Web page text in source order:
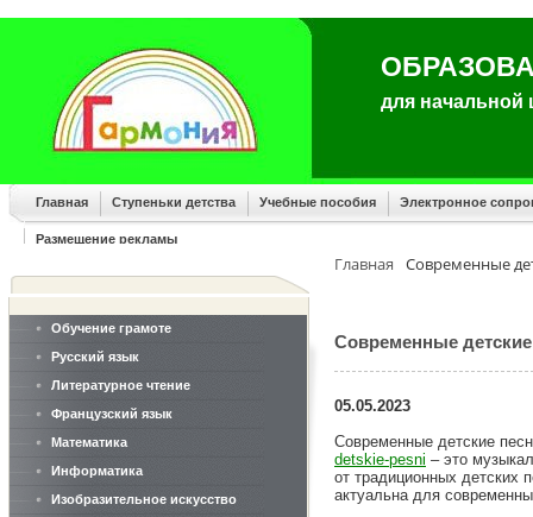
для
Главная Ступеньки детства Учебные пособия Электронное
Размещение рекламы
Обучение грамоте
Русский язык
Литературное чтение
Французский язык
Математика
Информатика
Изобразительное искусство
Главная Современные
Современные
05.05.2023
Современные детские
detskie-pesni – это
от традиционных детских
актуальна для